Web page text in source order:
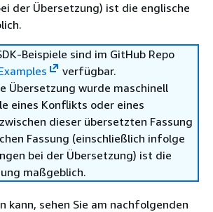
der Übersetzung) ist die englische
Beispiele sind im GitHub Repo
verfügbar.
Übersetzung wurde maschinell
eines Konflikts oder eines
dieser übersetzten Fassung
Fassung (einschließlich infolge
bei der Übersetzung) ist die
maßgeblich.
kann, sehen Sie am nachfolgenden